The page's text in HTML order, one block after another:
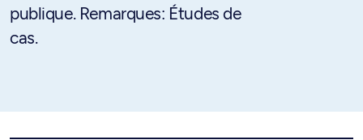
publique. Remarques: Études de
cas.